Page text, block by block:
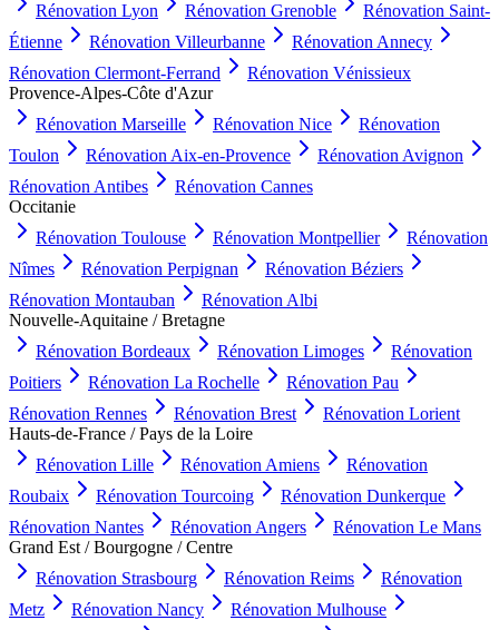
Rénovation Lyon Rénovation Grenoble Rénovation Saint-
Étienne
Rénovation Villeurbanne Rénovation Annecy
Rénovation Clermont-Ferrand Rénovation Vénissieux
Provence-Alpes-Côte d'Azur
Rénovation Marseille Rénovation Nice
Rénovation
Toulon
Rénovation Aix-en-Provence Rénovation Avignon
Rénovation Antibes Rénovation Cannes
Occitanie
Rénovation Toulouse Rénovation Montpellier
Rénovation
Nîmes
Rénovation Perpignan Rénovation Béziers
Rénovation Montauban Rénovation Albi
Nouvelle-Aquitaine / Bretagne
Rénovation Bordeaux Rénovation Limoges
Rénovation
Poitiers
Rénovation La Rochelle Rénovation Pau
Rénovation Rennes Rénovation Brest Rénovation Lorient
Hauts-de-France / Pays de la Loire
Rénovation Lille Rénovation Amiens
Rénovation
Roubaix
Rénovation Tourcoing Rénovation Dunkerque
Rénovation Nantes Rénovation Angers Rénovation Le Mans
Grand Est / Bourgogne / Centre
Rénovation Strasbourg Rénovation Reims
Rénovation
Metz
Rénovation Nancy Rénovation Mulhouse